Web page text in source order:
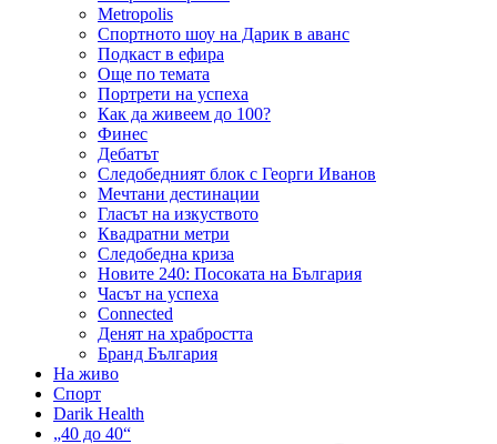
Metropolis
Спортното шоу на Дарик в аванс
Подкаст в ефира
Още по темата
Портрети на успеха
Как да живеем до 100?
Финес
Дебатът
Следобедният блок с Георги Иванов
Мечтани дестинации
Гласът на изкуството
Квадратни метри
Следобедна криза
Новите 240: Посоката на България
Часът на успеха
Connected
Денят на храбростта
Бранд България
На живо
Спорт
Darik Health
„40 до 40“